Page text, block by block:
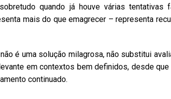
quando já houve várias tentativas
mais do que emagrecer – representa
é uma solução milagrosa, não substitui
em contextos bem definidos, desde
continuado.